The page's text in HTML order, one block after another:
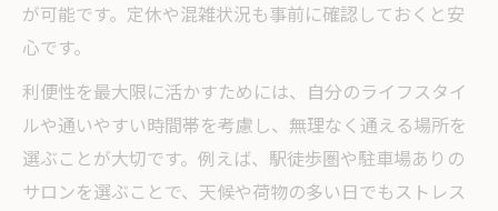
が可能です。定休や混雑状況も事前に確認しておくと安
心です。
利便性を最大限に活かすためには、自分のライフスタイ
ルや通いやすい時間帯を考慮し、無理なく通える場所を
選ぶことが大切です。例えば、駅徒歩圏や駐車場ありの
サロンを選ぶことで、天候や荷物の多い日でもストレス